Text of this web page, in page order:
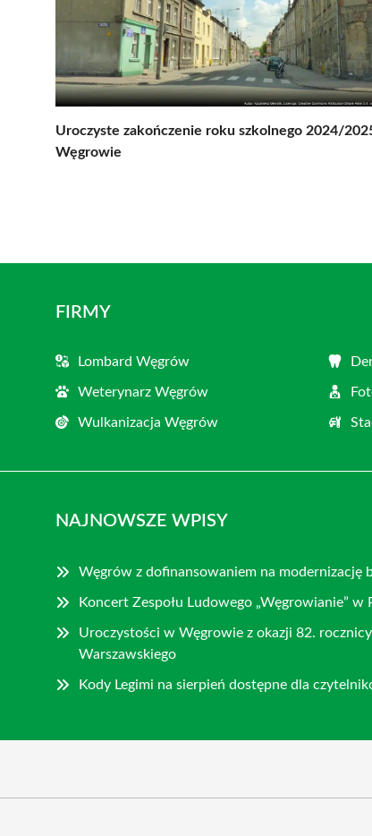
Uroczyste zakończenie roku szkolnego 2024/
Węgrowie
FIRMY
Lombard Węgrów
Weterynarz Węgrów
Wulkanizacja Węgrów
NAJNOWSZE WPISY
Węgrów z dofinansowaniem na modernizację
Koncert Zespołu Ludowego „Węgrowianie”
Uroczystości w Węgrowie z okazji 82.
Warszawskiego
Kody Legimi na sierpień dostępne dla